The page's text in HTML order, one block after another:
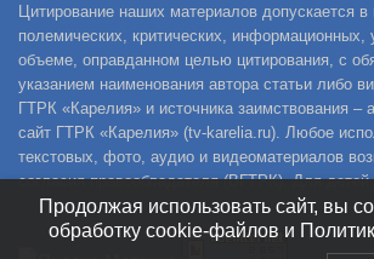
Цитирование наших материалов допускается в
полемических, критических, информационных,
объеме, оправданном целью цитирования, с
указанием наименования автора статьи либо
ГТРК «Карелия» и источника заимствования –
сайт ГТРК «Карелия» (tv-karelia.ru). Любое
текстовых, фото, аудио и видеоматериалов
согласия правообладателя (ВГТРК). Для детей
Продолжая использовать сайт, вы
обработку cookie-файлов и